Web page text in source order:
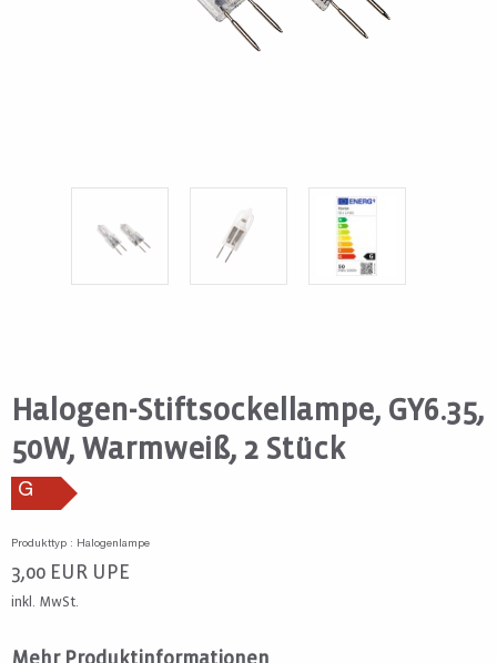
Halogen-Stiftsockellampe, GY6.35,
50W, Warmweiß, 2 Stück
G
Produkttyp : Halogenlampe
3,00 EUR UPE
inkl. MwSt.